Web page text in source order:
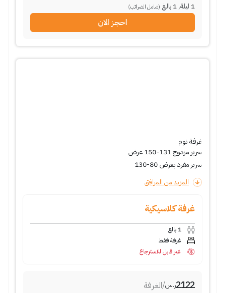
1 ليلة,
1 بالغ (شامل الضرائب)
احجز الان
غرفة نوم
سرير مزدوج 131-150 عرض
سرير مفرد بعرض 80-130
المزيد من المرافق
غرفة كلاسيكية
1 بالغ
غرفة فقط
غير قابل للاسترجاع
2122ر.س/الغرفة